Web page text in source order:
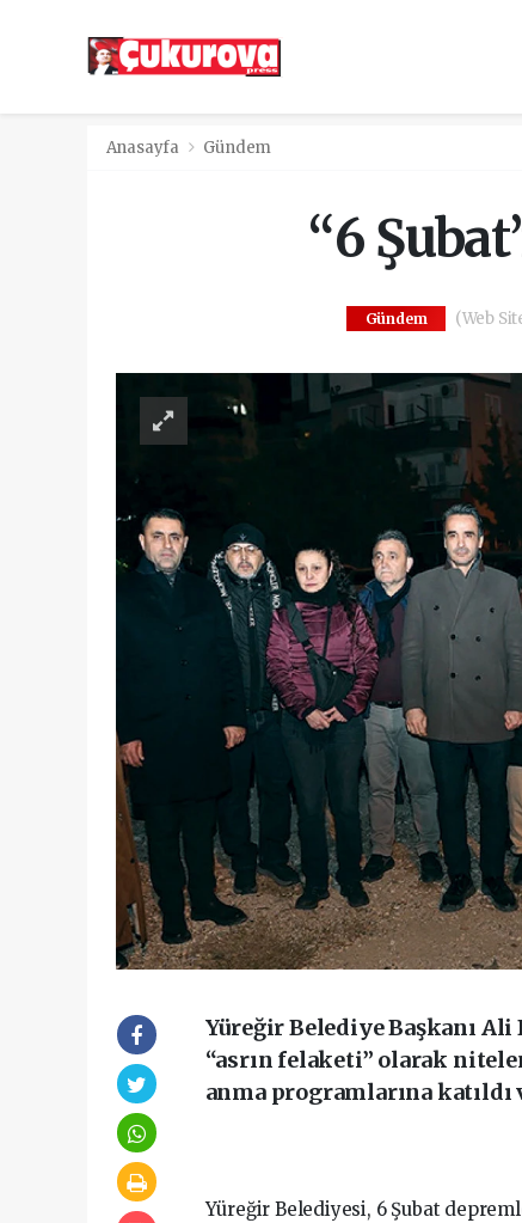
Anasayfa Gündem
“6
Gündem (Web
Yüreğir Belediye Başkanı Ali
“asrın felaketi” olarak
anma programlarına katıldı
Yüreğir Belediyesi, 6 Şubat